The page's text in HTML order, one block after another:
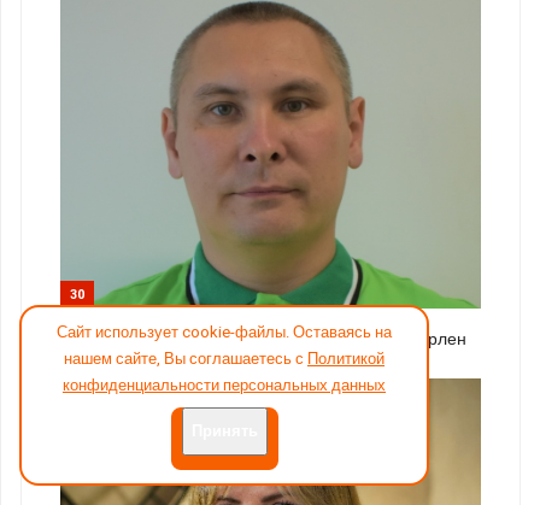
30
Эксперт: Денис Сариков, специалист Леруа Мерлен
Сайт использует cookie-файлы. Оставаясь на
нашем сайте, Вы соглашаетесь с Политикой
конфиденциальности персональных данных